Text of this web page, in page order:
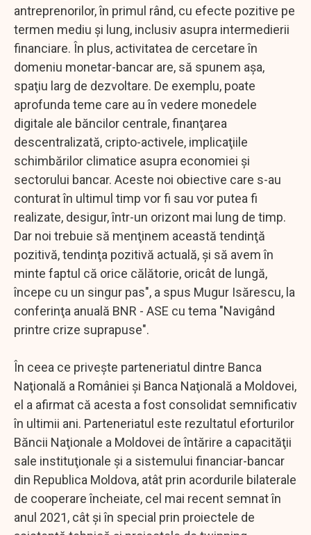
antreprenorilor, în primul rând, cu efecte pozitive pe
termen mediu şi lung, inclusiv asupra intermedierii
financiare. În plus, activitatea de cercetare în
domeniu monetar-bancar are, să spunem aşa,
spaţiu larg de dezvoltare. De exemplu, poate
aprofunda teme care au în vedere monedele
digitale ale băncilor centrale, finanţarea
descentralizată, cripto-activele, implicaţiile
schimbărilor climatice asupra economiei şi
sectorului bancar. Aceste noi obiective care s-au
conturat în ultimul timp vor fi sau vor putea fi
realizate, desigur, într-un orizont mai lung de timp.
Dar noi trebuie să menţinem această tendinţă
pozitivă, tendinţa pozitivă actuală, şi să avem în
minte faptul că orice călătorie, oricât de lungă,
începe cu un singur pas", a spus Mugur Isărescu, la
conferinţa anuală BNR - ASE cu tema "Navigând
printre crize suprapuse".
În ceea ce priveşte parteneriatul dintre Banca
Naţională a României şi Banca Naţională a Moldovei,
el a afirmat că acesta a fost consolidat semnificativ
în ultimii ani. Parteneriatul este rezultatul eforturilor
Băncii Naţionale a Moldovei de întărire a capacităţii
sale instituţionale şi a sistemului financiar-bancar
din Republica Moldova, atât prin acordurile bilaterale
de cooperare încheiate, cel mai recent semnat în
anul 2021, cât şi în special prin proiectele de